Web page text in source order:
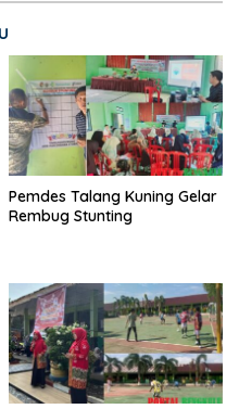
Pemdes Talang Kuning Gelar
Rembug Stunting